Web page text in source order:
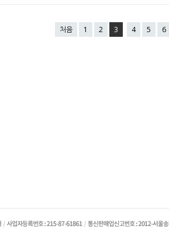
처음 1 2 3 4 5 6